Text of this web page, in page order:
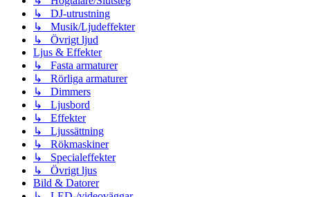
↳ DJ-utrustning
↳ Musik/Ljudeffekter
↳ Övrigt ljud
Ljus & Effekter
↳ Fasta armaturer
↳ Rörliga armaturer
↳ Dimmers
↳ Ljusbord
↳ Effekter
↳ Ljussättning
↳ Rökmaskiner
↳ Specialeffekter
↳ Övrigt ljus
Bild & Datorer